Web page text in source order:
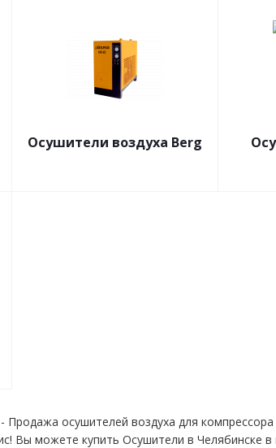
Осушители воздуха Berg
Продажа осушителей воздуха для
Вы можете купить Осушители в Челябинске